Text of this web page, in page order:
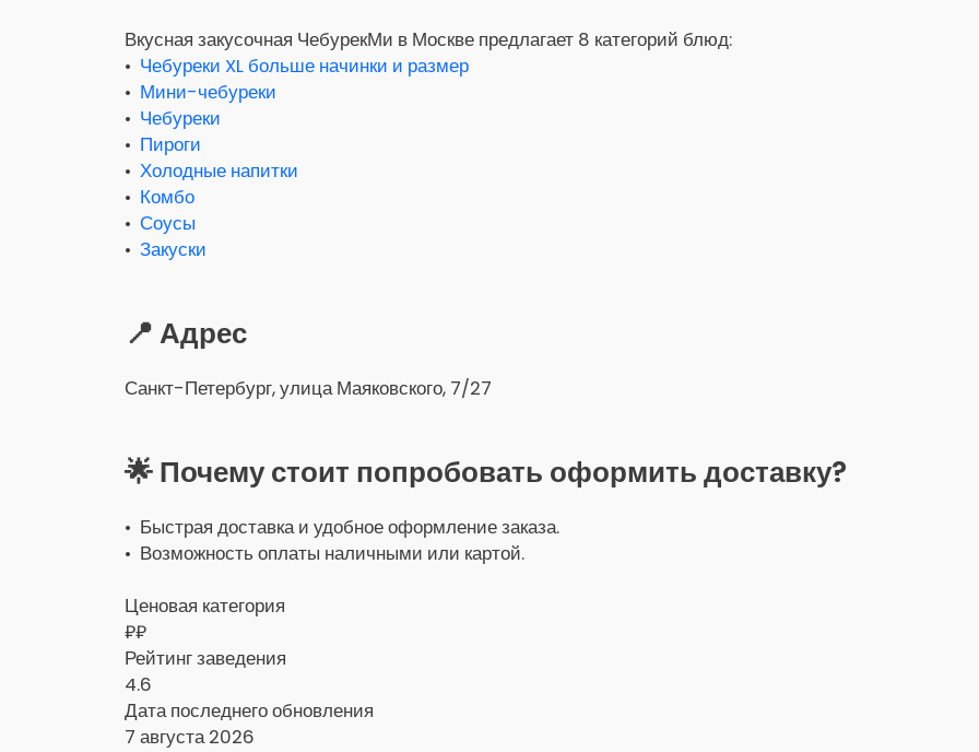
Вкусная закусочная ЧебурекМи в Москве предлагает 8 категорий блюд:
• Чебуреки XL больше начинки и размер
• Мини-чебуреки
• Чебуреки
• Пироги
• Холодные напитки
• Комбо
• Соусы
• Закуски
📍 Адрес
Санкт-Петербург, улица Маяковского, 7/27
🌟 Почему стоит попробовать оформить доставку?
• Быстрая доставка и удобное оформление заказа.
• Возможность оплаты наличными или картой.
Ценовая категория
₽₽
Рейтинг заведения
4.6
Дата последнего обновления
7 августа 2026